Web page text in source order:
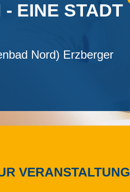
EINE STADT
Nord) Erzberger
VERANSTALTUNG